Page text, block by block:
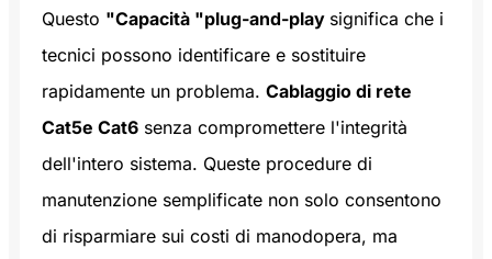
Questo "Capacità "plug-and-play significa che i
tecnici possono identificare e sostituire
rapidamente un problema. Cablaggio di rete
Cat5e Cat6 senza compromettere l'integrità
dell'intero sistema. Queste procedure di
manutenzione semplificate non solo consentono
di risparmiare sui costi di manodopera, ma